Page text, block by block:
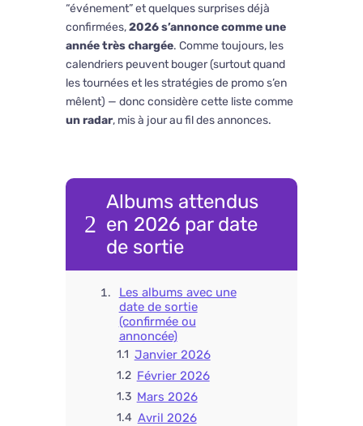
“événement” et quelques surprises déjà
confirmées,2026 s’annonce comme une
année très chargée. Comme toujours, les
calendriers peuvent bouger (surtout quand
les tournées et les stratégies de promo s’en
mêlent) — donc considère cette liste comme
un radar, mis à jour au fil des annonces.
Albums attendus
en 2026 par date
de sortie
2
Les albums avec une
date de sortie
(confirmée ou
annoncée)
Janvier 2026
Février 2026
Mars 2026
Avril 2026